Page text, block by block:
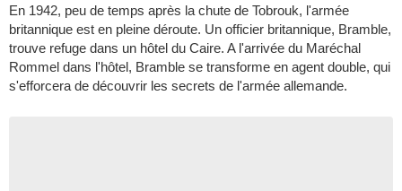
En 1942, peu de temps après la chute de Tobrouk, l'armée
britannique est en pleine déroute. Un officier britannique, Bramble,
trouve refuge dans un hôtel du Caire. A l'arrivée du Maréchal
Rommel dans l'hôtel, Bramble se transforme en agent double, qui
s'efforcera de découvrir les secrets de l'armée allemande.